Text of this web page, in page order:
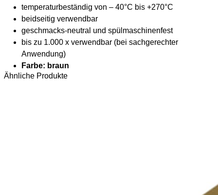
temperaturbeständig von – 40°C bis +270°C
beidseitig verwendbar
geschmacks-neutral und spülmaschinenfest
bis zu 1.000 x verwendbar (bei sachgerechter
Anwendung)
Farbe: braun
Ähnliche Produkte